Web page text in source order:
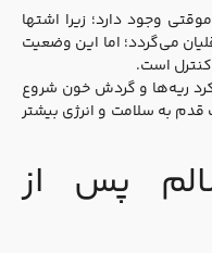
وجود دارد؛ زیرا اشتها
می‌گردد؛ اما این وضعیت
است.
ریه‌ها و گردش خون شروع
به سلامت و انرژی بیشتر
پس از